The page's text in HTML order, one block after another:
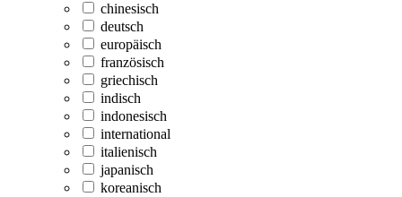
chinesisch
deutsch
europäisch
französisch
griechisch
indisch
indonesisch
international
italienisch
japanisch
koreanisch